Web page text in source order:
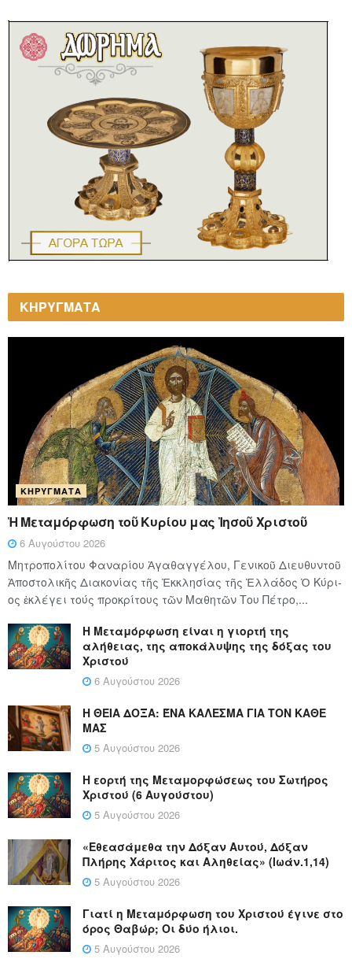
ΚΗΡΥΓΜΑΤΑ
ΚΗΡΎΓΜΑΤΑ
Ἡ Μεταμόρφωση τοῦ Κυρίου μας Ἰησοῦ Χριστοῦ
6 Αυγούστου 2026
Μητροπολίτου Φαναρίου Ἀγαθαγγέλου, Γενικοῦ Διευθυντοῦ
Ἀποστολικῆς Διακονίας τῆς Ἐκκλησίας τῆς Ἑλλάδος Ὁ Κύ­ρι­
ος ἐκλέγει τούς προ­κρί­τους τῶν Μα­θη­τῶν Του Πέ­τρο,...
Η Μεταμόρφωση είναι η γιορτή της
αλήθειας, της αποκάλυψης της δόξας του
Χριστού
6 Αυγούστου 2026
Η ΘΕΙΑ ΔΟΞΑ: ΈΝΑ ΚΑΛΕΣΜΑ ΓΙΑ ΤΟΝ ΚΑΘΕ
ΜΑΣ
5 Αυγούστου 2026
Η εορτή της Μεταμορφώσεως του Σωτήρος
Χριστού (6 Αυγούστου)
5 Αυγούστου 2026
«Εθεασάμεθα την Δόξαν Αυτού, Δόξαν
Πλήρης Χάριτος και Αληθείας» (Ιωάν.1,14)
5 Αυγούστου 2026
Γιατί η Μεταμόρφωση του Χριστού έγινε στο
όρος Θαβώρ; Οι δύο ήλιοι.
5 Αυγούστου 2026